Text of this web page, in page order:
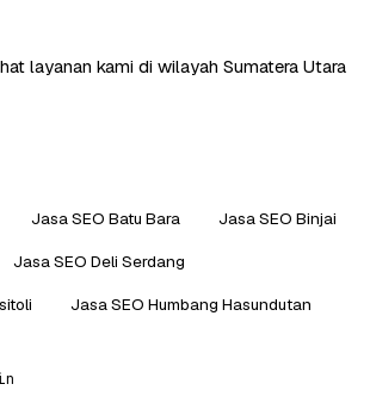
layanan kami di wilayah Sumatera Utara
Jasa SEO Batu Bara
Jasa SEO Binjai
Jasa SEO Deli Serdang
Jasa SEO Humbang Hasundutan